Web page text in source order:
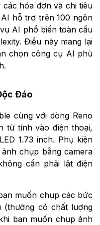
hóa đơn và chi tiêu
hỗ trợ trên 100 ngôn
AI phổ biến toàn cầu
Điều này mang lại
chọn công cụ AI phù
Đáo
cùng với dòng Reno
từ tính vào điện thoại,
1.73 inch. Phụ kiện
chụp bằng camera
cần phải lật điện
muốn chụp các bức
(thường có chất lượng
bạn muốn chụp ảnh